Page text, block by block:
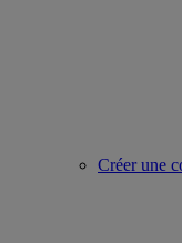
Créer une